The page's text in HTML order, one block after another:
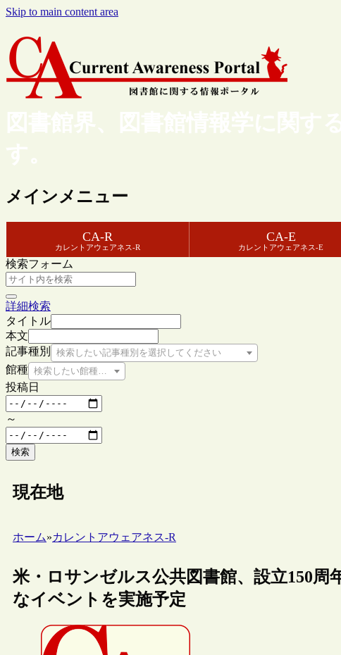
Skip to main content area
図書館界、図書館情報学に関す
す。
メインメニュー
CA-R
カレントアウェアネス-R
CA-E
カレントアウェアネス-E
検索フォーム
詳細検索
タイトル
本文
記事種別
検索したい記事種別を選択してください
館種 検索したい館種を選択してください
投稿日
～
検索
現在地
ホーム»カレントアウェアネス-R
米・ロサンゼルス公共図書館、設立150周
なイベントを実施予定